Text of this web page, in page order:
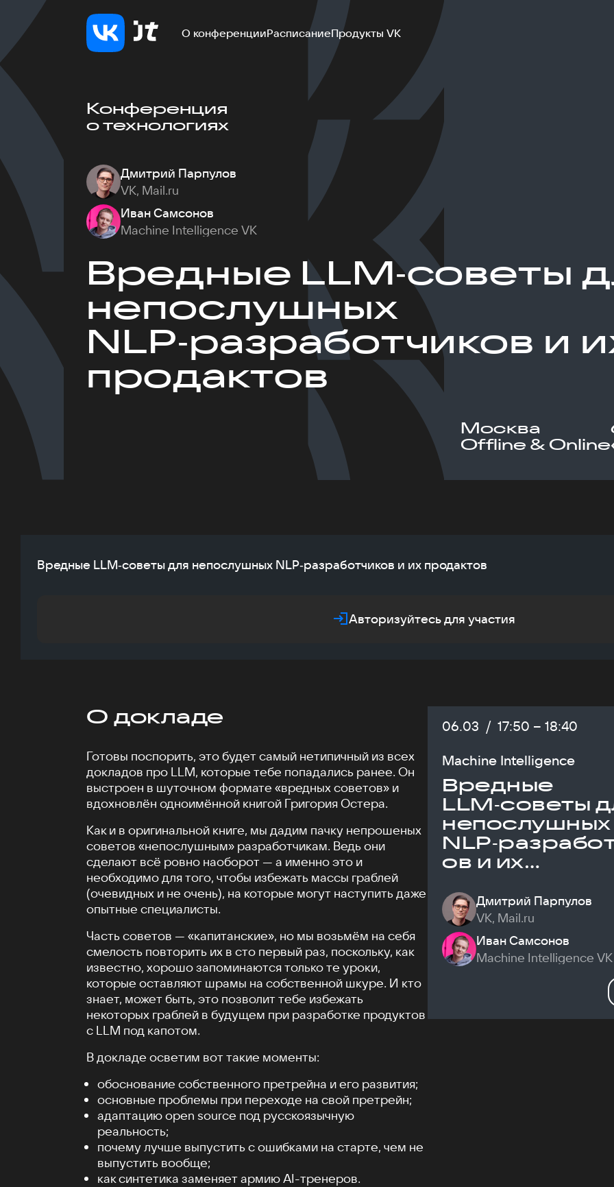
О конференцииРасписаниеПродукты VK
Конференция
о технологиях
Дмитрий Парпулов
VK, Mail.ru
Иван Самсонов
Machine Intelligence VK
Вредные LLM‑советы
непослушных
NLP‑разработчиков и
продактов
Москва
Offline & Online
Вредные LLM‑советы для непослушных NLP‑разработчиков и их продактов
Авторизуйтесь для участия
О докладе
Готовы поспорить, это будет самый нетипичный из всех
докладов про LLM, которые тебе попадались ранее. Он
выстроен в шуточном формате «вредных советов» и
вдохновлён одноимённой книгой Григория Остера.
Как и в оригинальной книге, мы дадим пачку непрошеных
советов «непослушным» разработчикам. Ведь они
сделают всё ровно наоборот — а именно это и
необходимо для того, чтобы избежать массы граблей
(очевидных и не очень), на которые могут наступить даже
опытные специалисты.
Часть советов — «капитанские», но мы возьмём на себя
смелость повторить их в сто первый раз, поскольку, как
известно, хорошо запоминаются только те уроки,
которые оставляют шрамы на собственной шкуре. И кто
знает, может быть, это позволит тебе избежать
некоторых граблей в будущем при разработке продуктов
c LLM под капотом.
В докладе осветим вот такие моменты:
обоснование собственного претрейна и его развития;
основные проблемы при переходе на свой претрейн;
адаптацию open source под русскоязычную
реальность;
почему лучше выпустить с ошибками на старте, чем не
выпустить вообще;
как синтетика заменяет армию AI-тренеров.
Дата:
06.03 / Начало:
17:50 – Конец:
18:40
Machine Intelligence
Вредные
LLM‑советы
непослушных
ов и их
Дмитрий Парпулов
VK, Mail.ru
Иван Самсонов
Machine Intelligence VK